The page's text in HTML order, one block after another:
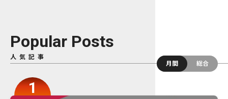
Popular Posts
人気記事
月間
総合